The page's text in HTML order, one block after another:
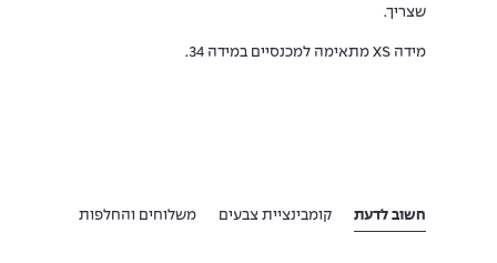
שצריך.
מידה XS מתאימה למכנסיים במידה 34.
חשוב לדעת קומבינציית צבעים משלוחים והחלפות